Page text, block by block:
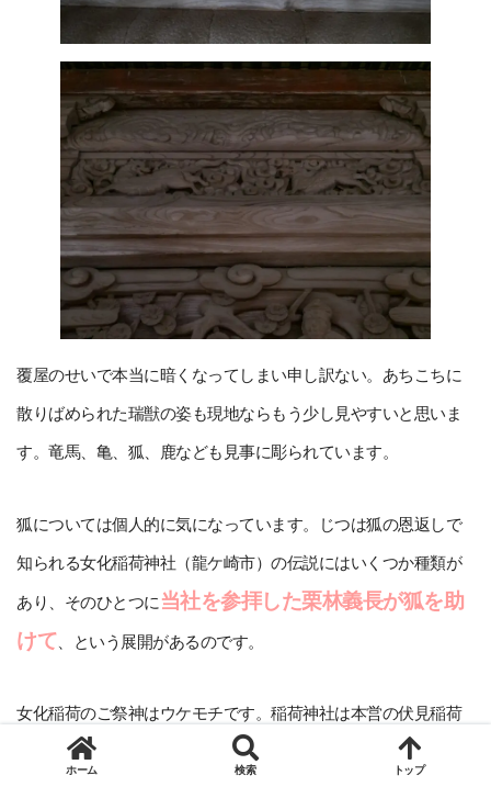
覆屋のせいで本当に暗くなってしまい申し訳ない。あちこちに
散りばめられた瑞獣の姿も現地ならもう少し見やすいと思いま
す。竜馬、亀、狐、鹿なども見事に彫られています。
狐については個人的に気になっています。じつは狐の恩返しで
知られる女化稲荷神社（龍ケ崎市）の伝説にはいくつか種類が
あり、そのひとつに 当社を参拝した栗林義長が狐を助
けて 、という展開があるのです。
女化稲荷のご祭神はウケモチです。稲荷神社は本営の伏見稲荷
の関係で主祭神をウカノミタマとすることがほとんど。そうで
ホーム 検索 トップ